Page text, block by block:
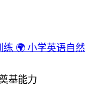
练 🌍 小学英语自然
基能力